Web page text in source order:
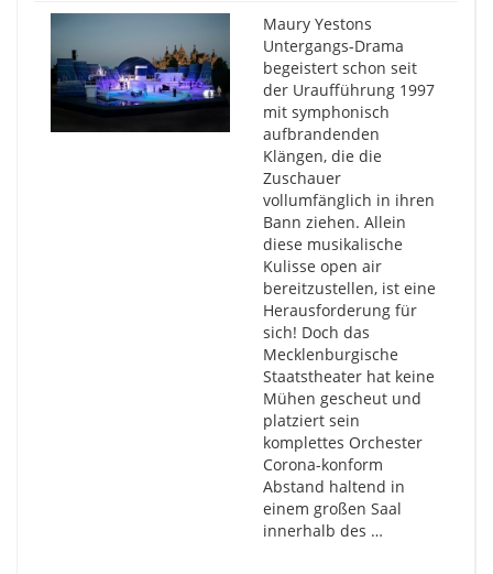
Maury Yestons
Untergangs-Drama
begeistert schon seit
der Uraufführung 1997
mit symphonisch
aufbrandenden
Klängen, die die
Zuschauer
vollumfänglich in ihren
Bann ziehen. Allein
diese musikalische
Kulisse open air
bereitzustellen, ist eine
Herausforderung für
sich! Doch das
Mecklenburgische
Staatstheater hat keine
Mühen gescheut und
platziert sein
komplettes Orchester
Corona-konform
Abstand haltend in
einem großen Saal
innerhalb des …